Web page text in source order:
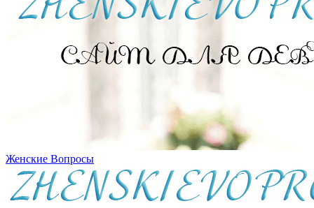
Женские Вопросы